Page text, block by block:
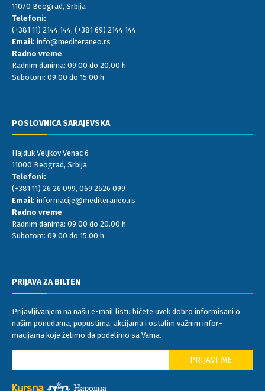
11070 Beograd, Srbija
Telefoni:
(+381 11) 2144 144, (+381 69) 2144 144
Email: info@mediteraneo.rs
Radno vreme
Radnim danima: 09.00 do 20.00 h
Subotom: 09.00 do 15.00 h
POSLOVNICA SARAJEVSKA
Hajduk Veljkov Venac 6
11000 Beograd, Srbija
Telefoni:
(+381 11) 26 26 099, 069 2626 099
Email: informacije@mediteraneo.rs
Radno vreme
Radnim danima: 09.00 do 20.00 h
Subotom: 09.00 do 15.00 h
PRIJAVA ZA BILTEN
Prijavljivanjem na našu e-mail listu bićete uvek dobro informisani o
našim ponudama, popustima, akcijama i ostalim važnim infor-
macijama koje želimo da podelimo sa Vama.